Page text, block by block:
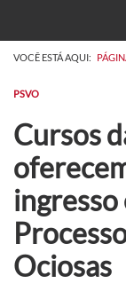
VOCÊ ESTÁ AQUI:
PSVO
Cursos
Ociosas